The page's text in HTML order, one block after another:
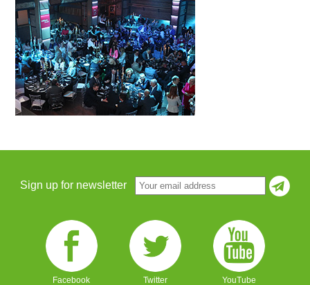
Sign up for newsletter
Facebook Twitter YouTube